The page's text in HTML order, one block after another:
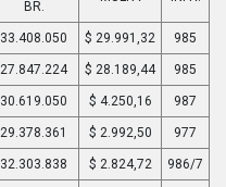
BR.
33.408.050 $ 29.991,32 985
27.847.224 $ 28.189,44 985
30.619.050 $ 4.250,16 987
29.378.361 $ 2.992,50 977
32.303.838 $ 2.824,72 986/7